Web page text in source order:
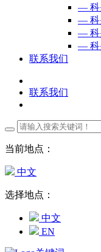
— 科
— 科
— 科
— 科
联系我们
联系我们
当前地点：
中文
选择地点：
中文
EN